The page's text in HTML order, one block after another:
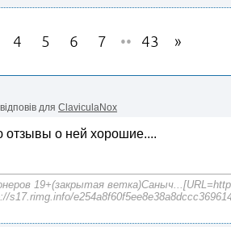
4 5 6 7 •• 43
відповів для ClaviculaNox
отзывы о ней хорошие....
19+(закрытая
s17.rimg.info/